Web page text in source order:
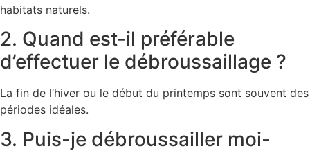
habitats naturels.
2. Quand est-il préférable
d’effectuer le débroussaillage ?
La fin de l’hiver ou le début du printemps sont souvent des
périodes idéales.
3. Puis-je débroussailler moi-